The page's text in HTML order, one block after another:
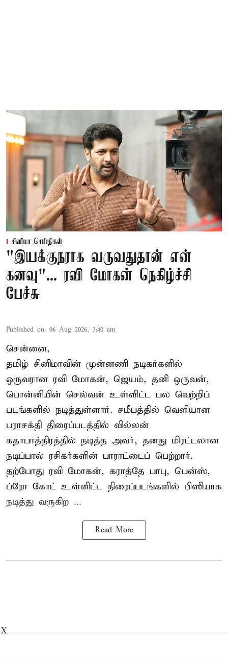
சினிமா செய்திகள்
"இயக்குநராக வருவதுதான் என்
கனவு"... ரவி மோகன் நெகிழ்ச்சி
பேச்சு
Published on: 06 Aug 2026, 3:40 am
சென்னை,
தமிழ் சினிமாவின் முன்னணி நடிகர்களில்
ஒருவரான ரவி மோகன், ஜெயம், தனி ஒருவன்,
பொன்னியின் செல்வன் உள்ளிட்ட பல வெற்றிப்
படங்களில் நடித்துள்ளார். சமீபத்தில் வெளியான
பராசக்தி திரைப்படத்தில் வில்லன்
கதாபாத்திரத்தில் நடித்த அவர், தனது மிரட்டலான
நடிப்பால் ரசிகர்களின் பாராட்டைப் பெற்றார்.
தற்போது ரவி மோகன், கராத்தே பாபு, பென்ஸ்,
ப்ரோ கோட் உள்ளிட்ட திரைப்படங்களில் பிஸியாக
நடித்து வருகிற ...
Read More
X